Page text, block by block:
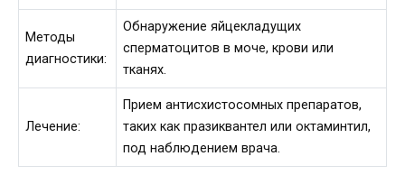
Методы
диагностики:
Обнаружение яйцекладущих
сперматоцитов в моче, крови или
тканях.
Лечение:
Прием антисхистосомных препаратов,
таких как празиквантел или октаминтил,
под наблюдением врача.